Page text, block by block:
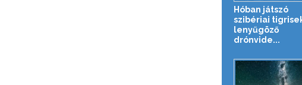
Hóban játszó
szibériai
lenyűgöző
drónvide...